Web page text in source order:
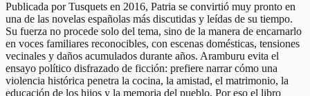
Publicada por Tusquets en 2016, Patria se convirtió muy pronto en
una de las novelas españolas más discutidas y leídas de su tiempo.
Su fuerza no procede solo del tema, sino de la manera de encarnarlo
en voces familiares reconocibles, con escenas domésticas, tensiones
vecinales y daños acumulados durante años. Aramburu evita el
ensayo político disfrazado de ficción: prefiere narrar cómo una
violencia histórica penetra la cocina, la amistad, el matrimonio, la
educación de los hijos y la memoria del pueblo. Por eso el libro